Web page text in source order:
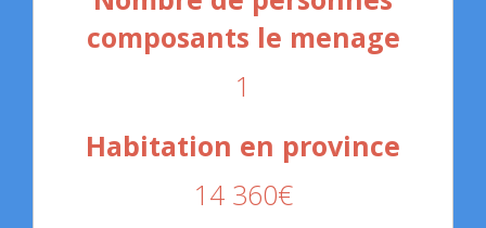
1
14 360€